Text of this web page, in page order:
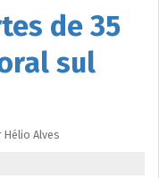
de 35
sul
Hélio Alves